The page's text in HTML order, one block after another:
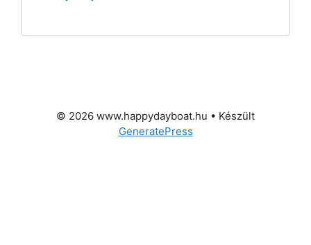
© 2026 www.happydayboat.hu • Készült
GeneratePress